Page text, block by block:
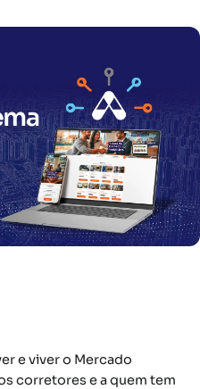
e viver o Mercado
corretores e a quem tem